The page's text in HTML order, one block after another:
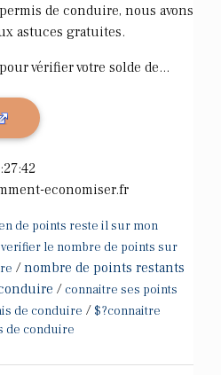
de conduire, nous avons
astuces gratuites.
vérifier votre solde de...
economiser.fr
de points reste il sur mon
verifier le nombre de points sur
/nombre de points restants
/ connaitre ses points
de conduire / $?connaitre
de conduire